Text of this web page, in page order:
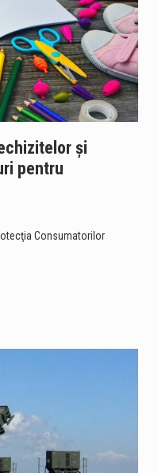
și
pentru
Consumatorilor